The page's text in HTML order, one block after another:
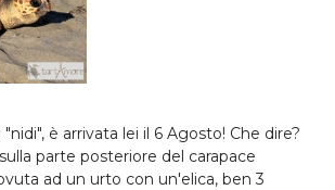
è arrivata lei il 6 Agosto! Che dire?
parte posteriore del carapace
ad un urto con un'elica, ben 3